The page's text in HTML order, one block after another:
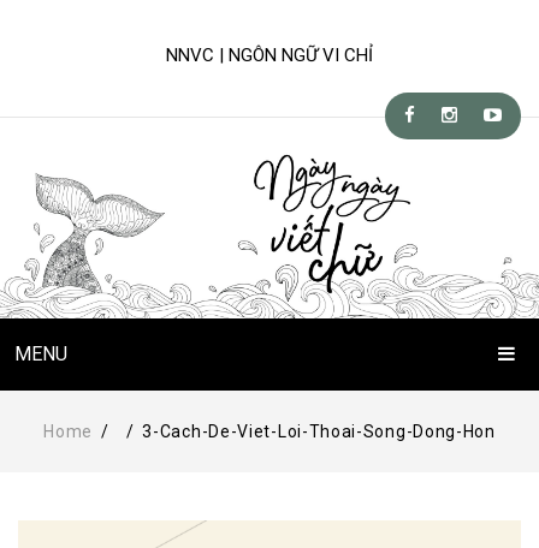
NNVC | NGÔN NGỮ VI CHỈ
MENU
Trang Chủ
Kỹ-nghệ viết
Home / / 3-Cach-De-Viet-Loi-Thoai-Song-Dong-Hon